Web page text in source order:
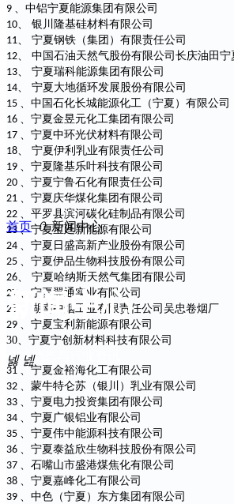
客户案例
售后服务
新闻中心
联系我们
工业标识打码设备
工厂数字化管理系
统
喷码机耗材与零件
标识喷码设备-合作
品牌
中文
EN
9
、中铝宁夏能源集团有限公司
10 、 银川隆基硅材料有限公司
11 、 宁夏钢铁（集团）有限责任公司
12 、 中国石油天然气股份有限公司长庆油田
13 、 宁夏瑞科能源集团有限公司
14 、 宁夏大地循环发展股份有限公司
15
、中国石化长城能源化工（宁夏）有限公司
16
、宁夏金昱元化工集团有限公司
17
、宁夏中环光伏材料有限公司
18 、 宁夏伊利乳业有限责任公司
19
、宁夏隆基乐叶科技有限公司
20
、宁夏宁鲁石化有限责任公司
21
、宁夏庆华煤化集团有限公司
22
、平罗县滨河碳化硅制品有限公司
23、宁夏宝廷新能源有限公司
24
、宁夏日盛高新产业股份有限公司
25
、宁夏伊品生物科技股份有限公司
26 、 宁夏哈纳斯天然气集团有限公司
27
、宁夏翼通实业有限公司
28
、湖南中烟工业有限责任公司吴忠卷烟厂
29
、宁夏宝利新能源有限公司
30、宁夏宁创新材料科技有限公司
31 、宁夏金裕海化工有限公司
32
、蒙牛特仑苏（银川）乳业有限公司
33
、宁夏电力投资集团有限公司
34
、宁夏广银铝业有限公司
35
、宁夏伟中能源科技有限公司
36
、宁夏泰益欣生物科技股份有限公司
37
、石嘴山市盛港煤焦化有限公司
38
、宁夏嘉峰化工有限公司
39
、中色（宁夏）东方集团有限公司
首页 ꄲ 新闻中心
新闻中心
公司动态与行业资讯
넳 넲